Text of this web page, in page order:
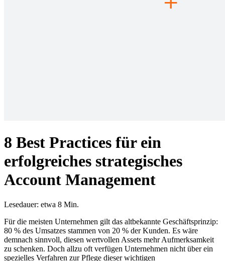
8 Best Practices für ein
erfolgreiches strategisches
Account Management
Lesedauer: etwa 8 Min.
Für die meisten Unternehmen gilt das altbekannte Geschäftsprinzip:
80 % des Umsatzes stammen von 20 % der Kunden. Es wäre
demnach sinnvoll, diesen wertvollen Assets mehr Aufmerksamkeit
zu schenken. Doch allzu oft verfügen Unternehmen nicht über ein
spezielles Verfahren zur Pflege dieser wichtigen